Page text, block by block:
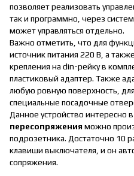
позволяет реализовать
так и программно, через
может управляться отдельно.
Важно отметить, что для
источник питания 220 В, а
крепления на din-рейку в
пластиковый адаптер. Также
любую ровную поверхность,
специальные посадочные
Данное устройство интересно
пересопряжения можно
подрозетника. Достаточно 10
клавиши выключателя, и он
сопряжения.